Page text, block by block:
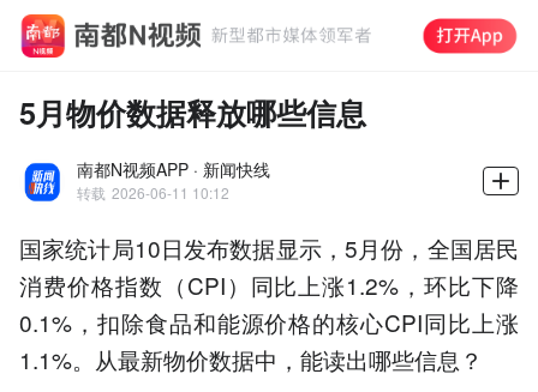
5月物价数据释放哪些信息
南都N视频APP · 新闻快线
转载 2026-06-11 10:12
国家统计局10日发布数据显示，5月份，全国居民
消费价格指数（CPI）同比上涨1.2%，环比下降
0.1%，扣除食品和能源价格的核心CPI同比上涨
1.1%。从最新物价数据中，能读出哪些信息？